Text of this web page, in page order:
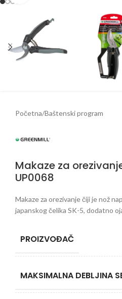
Početna/Baštenski program
Makaze za orezivanje
UP0068
Makaze za orezivanje čiji je nož
japanskog čelika SK-5, dodatno
PROIZVOĐAČ
MAKSIMALNA DEBLJINA